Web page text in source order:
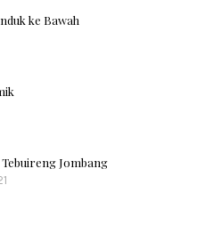
ke Bawah
Jombang